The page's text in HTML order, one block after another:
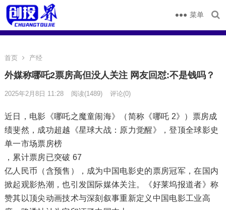
菜单
首页 产经
外媒称哪吒2票房高但没人关注 网友回怼:不是钱吗？
2025年2月8日 11:28 阅读(1489) 评论(0)
近日，电影《哪吒之魔童闹海》（简称《哪吒 2》）票房成
绩斐然，成功超越《星球大战：原力觉醒》，登顶全球影史
单一市场票房榜
，累计票房已突破 67
亿人民币（含预售），成为中国电影史的票房冠军，在国内
掀起观影热潮，也引发国际媒体关注。《好莱坞报道者》称
赞其以顶尖动画技术与深刻叙事重新定义中国电影工业高